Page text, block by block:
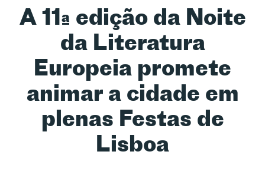
A 11ª edição da Noite
da Literatura
Europeia promete
animar a cidade em
plenas Festas de
Lisboa